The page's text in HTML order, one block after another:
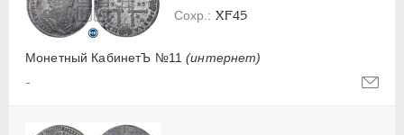
Монетный КабинетЪ №11(интернет)
XF45
-